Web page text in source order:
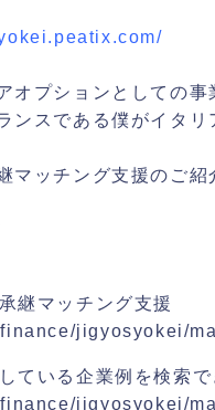
プションとしての事
スである僕がイタリ
ッチング支援のご紹
継マッチング支援
jigyosyokei/
ている企業例を検索で
jigyosyokei/